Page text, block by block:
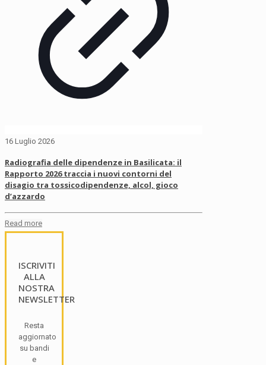
16 Luglio 2026
Radiografia delle dipendenze in Basilicata: il
Rapporto 2026 traccia i nuovi contorni del
disagio tra tossicodipendenze, alcol, gioco
d’azzardo
Read more
ISCRIVITI
ALLA
NOSTRA
NEWSLETTER
Resta
aggiornato
su bandi
e